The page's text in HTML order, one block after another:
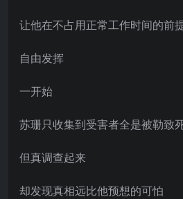
让他在不占用正常工作时间的前
自由发挥
一开始
苏珊只收集到受害者全是被勒致
但真调查起来
却发现真相远比他预想的可怕